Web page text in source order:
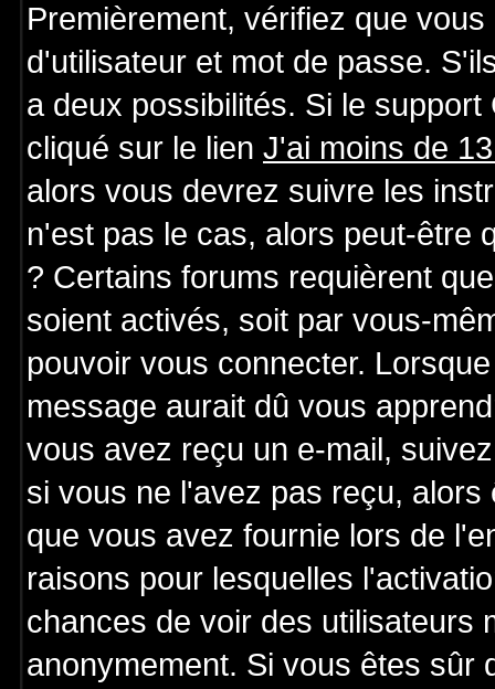
Premièrement, vérifiez que
d'utilisateur et mot de passe.
a deux possibilités. Si le
cliqué sur le lien J'ai moins de
alors vous devrez suivre les
n'est pas le cas, alors peut-être
? Certains forums requièrent
soient activés, soit par vous-
pouvoir vous connecter.
message aurait dû vous
vous avez reçu un e-mail,
si vous ne l'avez pas reçu,
que vous avez fournie lors de
raisons pour lesquelles
chances de voir des utilisateurs
anonymement. Si vous êtes sûr